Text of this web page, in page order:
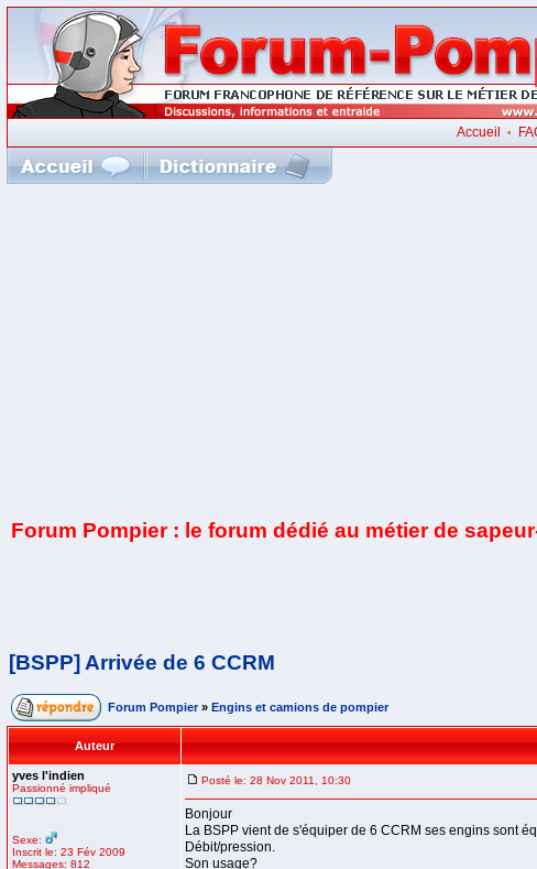
Accueil •
Forum Pompier : le forum dédié au métier de
[BSPP] Arrivée de 6 CCRM
Forum Pompier » Engins et camions de pompier
Auteur
yves l'indien
Passionné impliqué
Sexe:
Inscrit le: 23 Fév 2009
Messages: 812
Posté le: 28 Nov 2011, 10:30
Bonjour
La BSPP vient de s'équiper de 6 CCRM ses engins sont
Débit/pression.
Son usage?